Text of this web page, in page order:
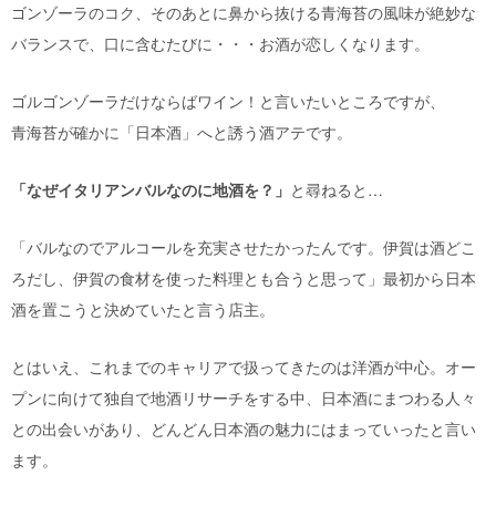
ゴンゾーラのコク、そのあとに鼻から抜ける青海苔の風味が絶妙な
バランスで、口に含むたびに・・・お酒が恋しくなります。
ゴルゴンゾーラだけならばワイン！と言いたいところですが、
青海苔が確かに「日本酒」へと誘う酒アテです。
「なぜイタリアンバルなのに地酒を？」 と尋ねると…
「バルなのでアルコールを充実させたかったんです。伊賀は酒どこ
ろだし、伊賀の食材を使った料理とも合うと思って」最初から日本
酒を置こうと決めていたと言う店主。
とはいえ、これまでのキャリアで扱ってきたのは洋酒が中心。オー
プンに向けて独自で地酒リサーチをする中、日本酒にまつわる人々
との出会いがあり、どんどん日本酒の魅力にはまっていったと言い
ます。